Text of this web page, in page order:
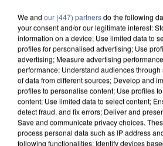
We and our (447) partnersdo the following
your consent and/or our legitimate interest:
information on a device; Use limited data to
profiles for personalised advertising; Use
advertising; Measure advertising
performance; Understand audiences
of data from different sources; Develop and
profiles to personalise content; Use profiles
content; Use limited data to select content;
detect fraud, and fix errors; Deliver and
Save and communicate privacy choices.
process personal data such as IP address
following functionalities: Identify devices